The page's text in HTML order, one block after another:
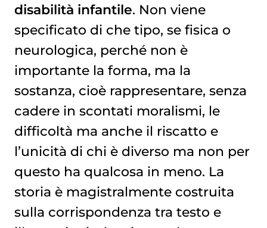
disabilità infantile. Non viene
specificato di che tipo, se fisica o
neurologica, perché non è
importante la forma, ma la
sostanza, cioè rappresentare, senza
cadere in scontati moralismi, le
difficoltà ma anche il riscatto e
l’unicità di chi è diverso ma non per
questo ha qualcosa in meno. La
storia è magistralmente costruita
sulla corrispondenza tra testo e